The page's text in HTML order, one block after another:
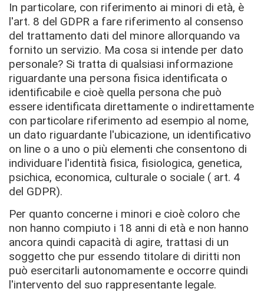
In particolare, con riferimento ai minori di età, è
l'art. 8 del GDPR a fare riferimento al consenso
del trattamento dati del minore allorquando va
fornito un servizio. Ma cosa si intende per dato
personale? Si tratta di qualsiasi informazione
riguardante una persona fisica identificata o
identificabile e cioè quella persona che può
essere identificata direttamente o indirettamente
con particolare riferimento ad esempio al nome,
un dato riguardante l'ubicazione, un identificativo
on line o a uno o più elementi che consentono di
individuare l'identità fisica, fisiologica, genetica,
psichica, economica, culturale o sociale ( art. 4
del GDPR).
Per quanto concerne i minori e cioè coloro che
non hanno compiuto i 18 anni di età e non hanno
ancora quindi capacità di agire, trattasi di un
soggetto che pur essendo titolare di diritti non
può esercitarli autonomamente e occorre quindi
l'intervento del suo rappresentante legale.